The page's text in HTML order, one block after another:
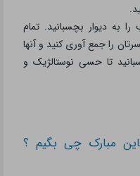
به دیوار بچسبانید. تمام
را جمع آوری کنید و آنها
تا حسی نوستالژیک و
مبارک چی بگیم ؟